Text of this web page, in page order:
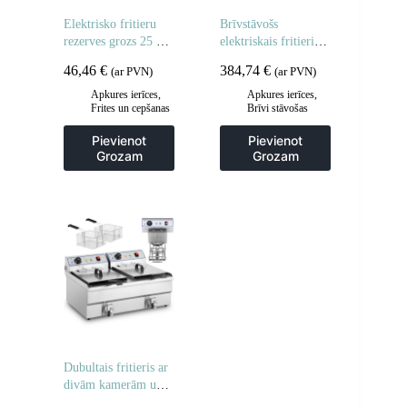
Elektrisko fritieru
rezerves grozs 25 x
46,46 € (ar PVN)
Apkures ierīces
Frites un cepšanas
Gastronomija
Piederumi
ceptuvēm,Virtuve
Pievienot
Grozam
Brīvstāvošs
elektriskais fritieris
384,74€ (ar PVN)
Apkures ierīces
Brīvi stāvošas
Frites un cepšanas
iekārtas,
Gastronomija
Pievienot
Grozam
Dubultais fritieris ar
divām kamerām un